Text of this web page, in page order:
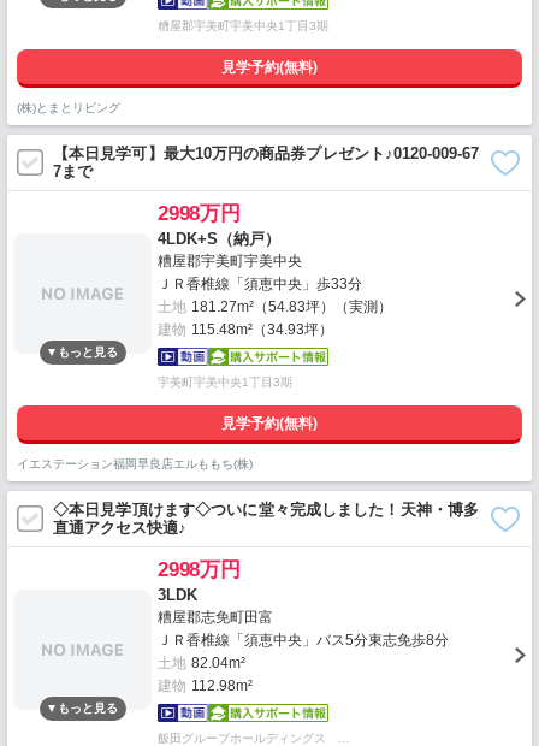
糟屋郡宇美町宇美中央1丁目3期
見学予約(無料)
(株)とまとリビング
【本日見学可】最大10万円の商品券プレゼント♪0120-009-67
7まで
2998万円
4LDK+S（納戸）
糟屋郡宇美町宇美中央
ＪＲ香椎線「須恵中央」歩33分
土地 181.27m²（54.83坪）（実測）
建物 115.48m²（34.93坪）
宇美町宇美中央1丁目3期
見学予約(無料)
イエステーション福岡早良店エルももち(株)
◇本日見学頂けます◇ついに堂々完成しました！天神・博多
直通アクセス快適♪
2998万円
3LDK
糟屋郡志免町田富
ＪＲ香椎線「須恵中央」バス5分東志免歩8分
土地 82.04m²
建物 112.98m²
飯田グループホールディングス …